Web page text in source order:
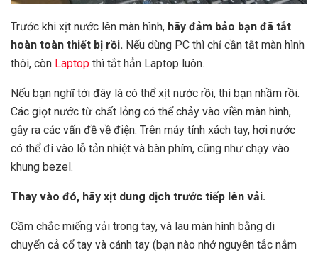
Trước khi xịt nước lên màn hình, hãy đảm bảo bạn đã tắt
hoàn toàn thiết bị rồi. Nếu dùng PC thì chỉ cần tắt màn hình
thôi, còn Laptop thì tắt hẳn Laptop luôn.
Nếu bạn nghĩ tới đây là có thể xịt nước rồi, thì bạn nhầm rồi.
Các giọt nước từ chất lỏng có thể chảy vào viền màn hình,
gây ra các vấn đề về điện. Trên máy tính xách tay, hơi nước
có thể đi vào lỗ tản nhiệt và bàn phím, cũng như chạy vào
khung bezel.
Thay vào đó, hãy xịt dung dịch trước tiếp lên vải.
Cầm chắc miếng vải trong tay, và lau màn hình bằng di
chuyển cả cổ tay và cánh tay (bạn nào nhớ nguyên tắc nắm